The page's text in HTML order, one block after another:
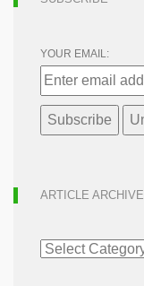
YOUR EMAIL:
ARTICLE ARCHIVE
ARTICLE
ARCHIVE